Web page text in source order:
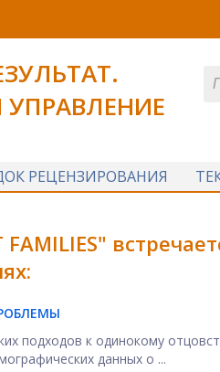
РЕЦЕНЗИРОВАНИЯ
подходов к одинокому
данных о ...